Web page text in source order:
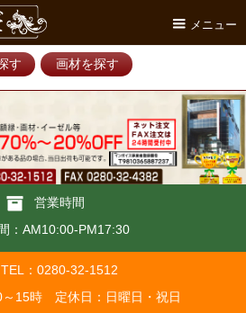
メニュー
す 画材を探す
営業時間
：AM10:00-PM17:30
TEL：0280-32-1512
～15時 定休日：日曜日・祝日